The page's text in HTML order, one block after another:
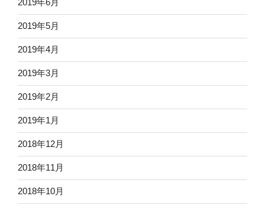
2019年6月
2019年5月
2019年4月
2019年3月
2019年2月
2019年1月
2018年12月
2018年11月
2018年10月